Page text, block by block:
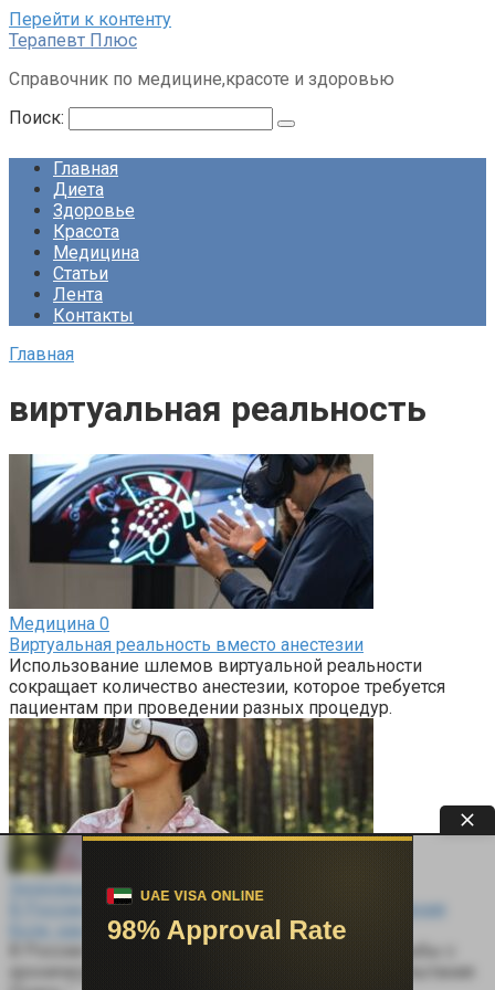
Перейти к контенту
Терапевт Плюс
Справочник по медицине,красоте и здоровью
Поиск:
Главная
Диета
Здоровье
Красота
Медицина
Статьи
Лента
Контакты
Главная
виртуальная реальность
Медицина 0
Виртуальная реальность вместо анестезии
Использование шлемов виртуальной реальности
сокращает количество анестезии, которое требуется
пациентам при проведении разных процедур.
Здоровье
В России предложили использовать VR для лечения
боли: как работает эта технология
В России предложили использовать VR для борьбы с
хронической тазовой болью Что произошло Испытания